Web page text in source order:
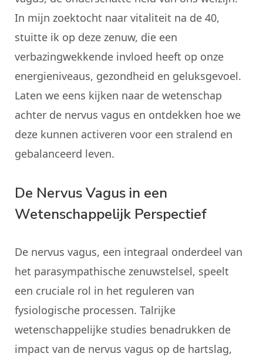
In mijn zoektocht naar vitaliteit na de 40,
stuitte ik op deze zenuw, die een
verbazingwekkende invloed heeft op onze
energieniveaus, gezondheid en geluksgevoel.
Laten we eens kijken naar de wetenschap
achter de nervus vagus en ontdekken hoe we
deze kunnen activeren voor een stralend en
gebalanceerd leven.
De Nervus Vagus in een
Wetenschappelijk Perspectief
De nervus vagus, een integraal onderdeel van
het parasympathische zenuwstelsel, speelt
een cruciale rol in het reguleren van
fysiologische processen. Talrijke
wetenschappelijke studies benadrukken de
impact van de nervus vagus op de hartslag,